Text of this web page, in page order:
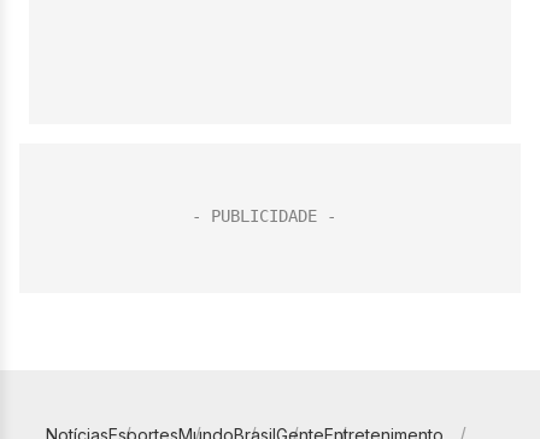
NotíciasEsportesMundoBrasilGenteEntretenimento